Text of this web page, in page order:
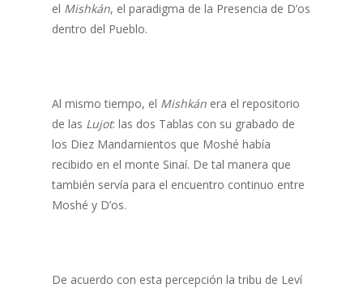
el Mishkán, el paradigma de la Presencia de D’os
dentro del Pueblo.
Al mismo tiempo, el Mishkán era el repositorio
de las Lujot: las dos Tablas con su grabado de
los Diez Mandamientos que Moshé había
recibido en el monte Sinaí. De tal manera que
también servía para el encuentro continuo entre
Moshé y D’os.
De acuerdo con esta percepción la tribu de Leví